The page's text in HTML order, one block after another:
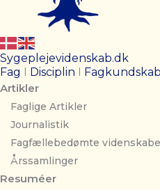
Sygeplejevidenskab.dk
Fag I Disciplin I Fagkundskab
Artikler
Faglige Artikler
Journalistik
Fagfællebedømte
Årssamlinger
Resuméer